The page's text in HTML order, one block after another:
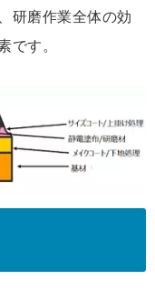
研磨作業全体の効
です。